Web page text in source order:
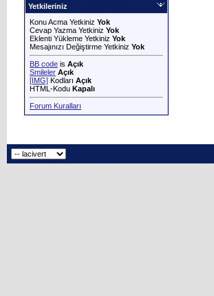
Yetkileriniz
Konu Acma Yetkiniz Yok
Cevap Yazma Yetkiniz Yok
Eklenti Yükleme Yetkiniz Yok
Mesajınızı Değiştirme Yetkiniz Yok
BB code is Açık
Smileler Açık
[IMG] Kodları Açık
HTML-Kodu Kapalı
Forum Kuralları